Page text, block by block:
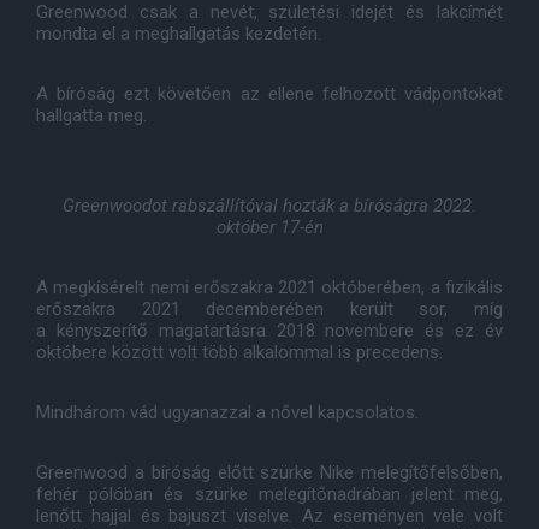
Greenwood csak a nevét, születési idejét és lakcímét
mondta el a meghallgatás kezdetén.
A bíróság ezt követően az ellene felhozott vádpontokat
hallgatta meg.
Greenwoodot rabszállítóval hozták a bíróságra 2022.
október 17-én
A megkísérelt nemi erőszakra 2021 októberében, a fizikális
erőszakra 2021 decemberében került sor, míg
a kényszerítő magatartásra 2018 novembere és ez év
októbere között volt több alkalommal is precedens.
Mindhárom vád ugyanazzal a nővel kapcsolatos.
Greenwood a bíróság előtt szürke Nike melegítőfelsőben,
fehér pólóban és szürke melegítőnadrában jelent meg,
lenőtt hajjal és bajuszt viselve. Az eseményen vele volt